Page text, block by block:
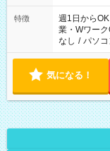
特徴 週1日からOK
業・Wワー
なし / パソ
気になる！